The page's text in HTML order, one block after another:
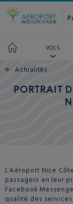
VOLS
← Actualités
PORTRAIT
L’Aéroport Nice
passagers en leur
Facebook
qualité des